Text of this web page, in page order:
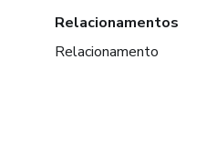
Relacionamentos
Relacionamento